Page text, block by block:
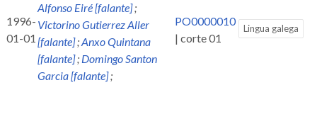
1996-
01-01
Alfonso Eiré [falante];
Victorino Gutierrez Aller
[falante];Anxo Quintana
[falante]; Domingo Santon
Garcia [falante];
PO0000010
| corte 01
Lingua galega